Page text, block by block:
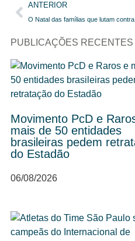
ANTERIOR
PUBLICAÇÕES RECENTES
Movimento PcD e
mais de 50 entidades
brasileiras pedem
do Estadão
06/08/2026